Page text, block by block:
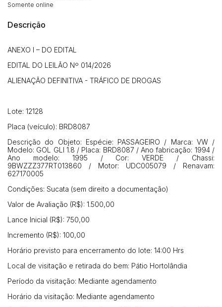
Somente online
Descrição
ANEXO I – DO EDITAL
EDITAL DO LEILÃO Nº 014/2026
ALIENAÇÃO DEFINITIVA - TRÁFICO DE DROGAS
Lote: 12128
Placa (veículo): BRD8087
Descrição do Objeto: Espécie: PASSAGEIRO / Marca: VW /
Modelo: GOL GLI 1.8 / Placa: BRD8087 / Ano fabricação: 1994 /
Ano modelo: 1995 / Cor: VERDE / Chassi:
9BWZZZ377RT013860 / Motor: UDC005079 / Renavam:
627170005
Condições: Sucata (sem direito a documentação)
Valor de Avaliação (R$): 1.500,00
Lance Inicial (R$): 750,00
Incremento (R$): 100,00
Horário previsto para encerramento do lote: 14:00 Hrs
Local de visitação e retirada do bem: Pátio Hortolândia
Período da visitação: Mediante agendamento
Horário da visitação: Mediante agendamento
Envie sua Proposta
14/04/2025 18:43:11
14/04/2025 18:43:11 TIAGOFELIPE R$ 1,00
Habilite-se para efetuar lances ou
propostas